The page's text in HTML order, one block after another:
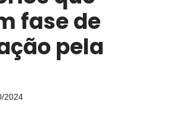
fase de
pela
2024